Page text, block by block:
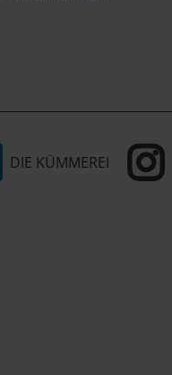
DIE KÜMMEREI